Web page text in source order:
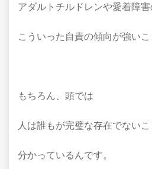
アダルトチルドレンや愛着障害
こういった自責の傾向が強いこ
もちろん、頭では
人は誰もが完璧な存在でないこ
分かっているんです。